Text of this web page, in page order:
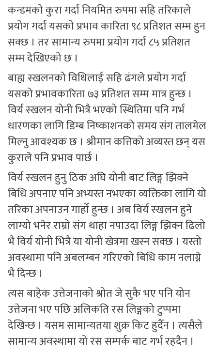
कन्डमको कुरा गर्दा नियमित रुपमा सहि तरिकाले
प्रयोग गर्दा यसको प्रभाव कारिता ९८ प्रतिशत सम्म हुन
सक्छ । तर सामान्य रुपमा प्रयोग गर्दा ८५ प्रतिशत
सम्म देखिएको छ ।
बाह्य स्खलनको विधिलाई सहि ढंगले प्रयोग गर्दा
यसको प्रभावकारिता ७३ प्रतिशत सम्म मात्र हुन्छ ।
विर्य स्खलन योनी भित्रै भएको स्थितिमा पनि गर्भ
धारणका लागि डिम्ब निष्काशनको समय संग तालमेल
मिल्नु आवश्यक छ । श्रीमान कत्तिको अव्यस्त छन् यस
कुराले पनि प्रभाव पार्छ ।
विर्य स्खलन हुनु ठिक अघि योनी बाट लिङ्ग झिक्ने
बिधि अपनाए पनि अभ्यस्त नभएका व्यक्तिका लागि यो
तरिका अपनाउन गार्हो हुन्छ । अब विर्य स्खलन हुने
लाग्यो भनेर राम्रो संग थाहा नपाउदा लिङ्ग झिक्न ढिलो
भै विर्य योनी भित्रै या योनी खेत्रमा खस्न सक्छ । यस्तो
अवस्थामा पनि अबलम्बन गरिएको बिधि काम नलाग्ने
भै दिन्छ ।
त्यस बाहेक उत्तेजनाको श्रोत जे सुकै भए पनि योन
उत्तेजना भए पछि अलिकति रस लिङ्गको टुप्पमा
देखिन्छ । यसम सामान्यतया शुक्र किट हुदैँन । त्यसैले
सामान्य अवस्थामा यो रस सम्पर्क बाट गर्भ रहदैन ।